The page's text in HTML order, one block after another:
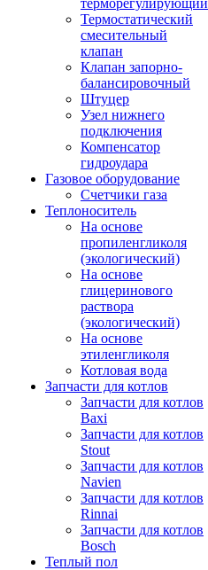
терморегулирующий
Термостатический
смесительный
клапан
Клапан запорно-
балансировочный
Штуцер
Узел нижнего
подключения
Компенсатор
гидроудара
Газовое оборудование
Счетчики газа
Теплоноситель
На основе
пропиленгликоля
(экологический)
На основе
глицеринового
раствора
(экологический)
На основе
этиленгликоля
Котловая вода
Запчасти для котлов
Запчасти для котлов
Baxi
Запчасти для котлов
Stout
Запчасти для котлов
Navien
Запчасти для котлов
Rinnai
Запчасти для котлов
Bosch
Теплый пол